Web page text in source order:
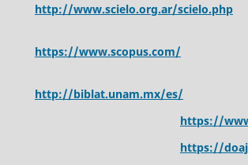
http://www.scielo.org.ar/scielo.php
https://www.scopus.com/
http://biblat.unam.mx/es/
https://
https://